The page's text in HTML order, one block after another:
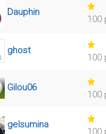
Dauphin
100
ghost
100
Gilou06
100
gelsumina
100